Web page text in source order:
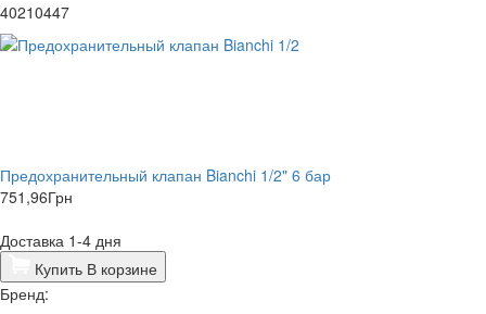
40210447
Предохранительный клапан Bianchi 1/2" 6 бар
751,96Грн
Доставка 1-4 дня
Купить В корзине
Бренд: